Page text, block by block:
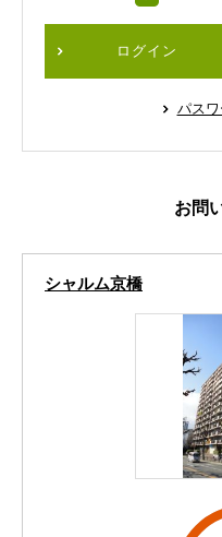
ログイン
パス
お問
シャルム京橋